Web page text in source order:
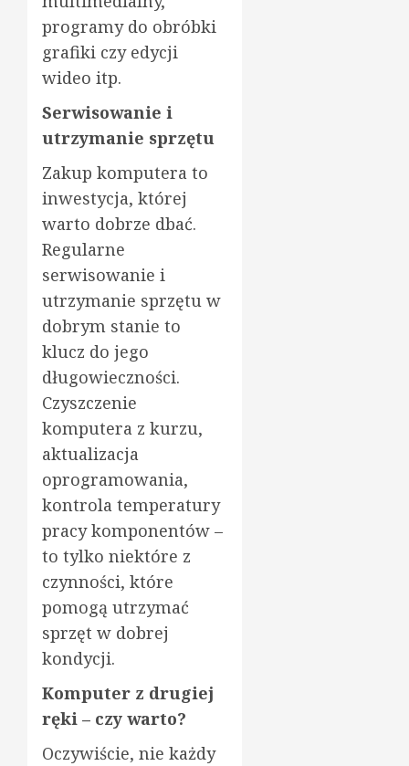
programy do obróbki
grafiki czy edycji
wideo itp.
Serwisowanie i
utrzymanie sprzętu
Zakup komputera to
inwestycja, której
warto dobrze dbać.
Regularne
serwisowanie i
utrzymanie sprzętu w
dobrym stanie to
klucz do jego
długowieczności.
Czyszczenie
komputera z kurzu,
aktualizacja
oprogramowania,
kontrola temperatury
pracy komponentów –
to tylko niektóre z
czynności, które
pomogą utrzymać
sprzęt w dobrej
kondycji.
Komputer z drugiej
ręki – czy warto?
Oczywiście, nie każdy